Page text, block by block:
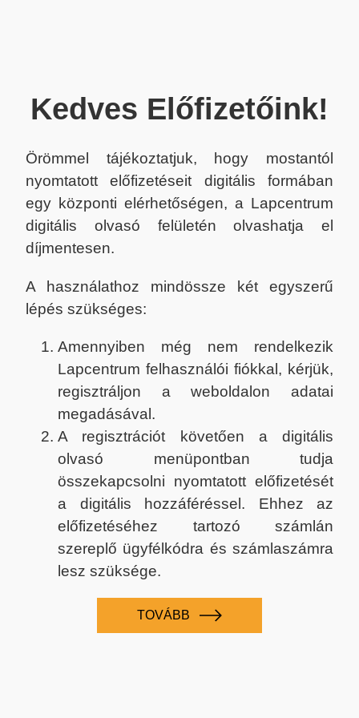
Kedves Előfizetőink!
Örömmel tájékoztatjuk, hogy mostantól
nyomtatott előfizetéseit digitális formában
egy központi elérhetőségen, a Lapcentrum
digitális olvasó felületén olvashatja el
díjmentesen.
A használathoz mindössze két egyszerű
lépés szükséges:
Amennyiben még nem rendelkezik
Lapcentrum felhasználói fiókkal, kérjük,
regisztráljon a weboldalon adatai
megadásával.
A regisztrációt követően a digitális
olvasó menüpontban tudja
összekapcsolni nyomtatott előfizetését
a digitális hozzáféréssel. Ehhez az
előfizetéséhez tartozó számlán
szereplő ügyfélkódra és számlaszámra
lesz szüksége.
TOVÁBB